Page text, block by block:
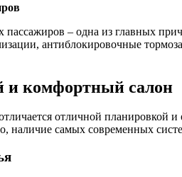
пассажиров – одна из главных
антиблокировочные
и комфортный салон
отличной планировкой
наличие самых современных